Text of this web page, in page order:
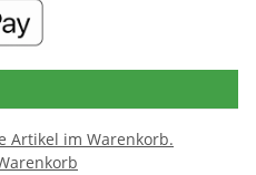
Artikel im Warenkorb.